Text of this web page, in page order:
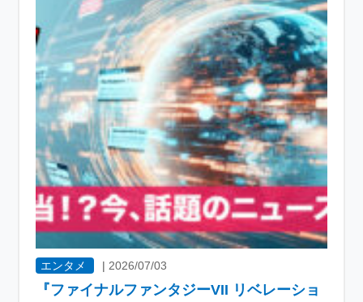
エンタメ | 2026/07/03
『ファイナルファンタジーVII リベレーショ